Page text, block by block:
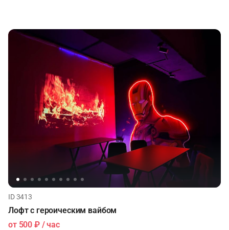
ID 3413
Лофт с героическим вайбом
от 500 ₽/ час